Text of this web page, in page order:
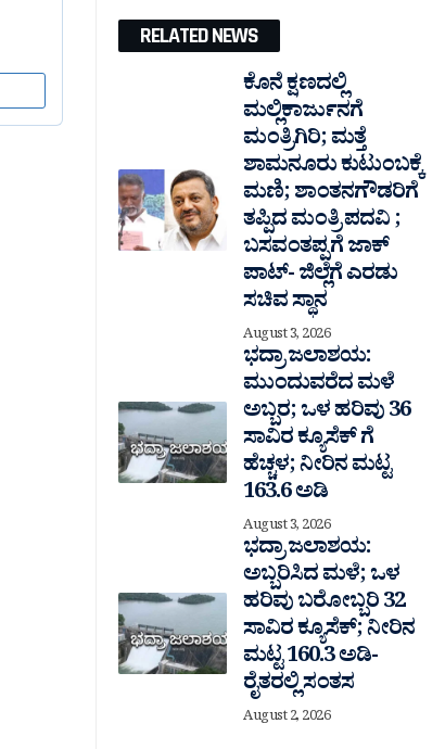
RELATED NEWS
ಕೊನೆ ಕ್ಷಣದಲ್ಲಿ
ಮಲ್ಲಿಕಾರ್ಜುನಗೆ
ಮಂತ್ರಿಗಿರಿ; ಮತ್ತೆ
ಶಾಮನೂರು ಕುಟುಂಬಕ್ಕೆ
ಮಣಿ; ಶಾಂತನಗೌಡರಿಗೆ
ತಪ್ಪಿದ ಮಂತ್ರಿ ಪದವಿ ;
ಬಸವಂತಪ್ಪಗೆ ಜಾಕ್
ಪಾಟ್- ಜಿಲ್ಲೆಗೆ ಎರಡು
ಸಚಿವ ಸ್ಥಾನ
August 3, 2026
ಭದ್ರಾ ಜಲಾಶಯ:
ಮುಂದುವರೆದ ಮಳೆ
ಅಬ್ಬರ; ಒಳ ಹರಿವು 36
ಸಾವಿರ‌ ಕ್ಯೂಸೆಕ್ ಗೆ
ಹೆಚ್ಚಳ; ನೀರಿನ ಮಟ್ಟ
163.6 ಅಡಿ
August 3, 2026
ಭದ್ರಾ ಜಲಾಶಯ:
ಅಬ್ಬರಿಸಿದ ಮಳೆ; ಒಳ
ಹರಿವು ಬರೋಬ್ಬರಿ 32
ಸಾವಿರ‌ ಕ್ಯೂಸೆಕ್; ನೀರಿನ
ಮಟ್ಟ 160.3 ಅಡಿ-
ರೈತರಲ್ಲಿ ಸಂತಸ
August 2, 2026